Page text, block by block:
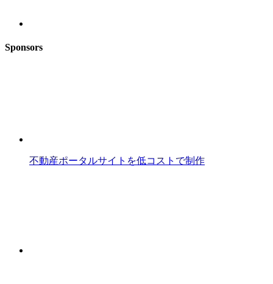
Sponsors
不動産ポータルサイトを低コストで制作